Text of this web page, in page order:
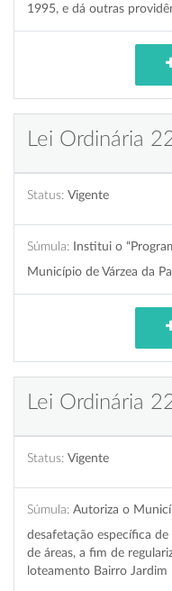
1995, e dá outras
Lei Ordinária
Status: Vigente
Súmula: Institui o
Município de Várzea da
Lei Ordinária
Status: Vigente
Súmula: Autoriza o
desafetação específica
de áreas, a fim de
loteamento Bairro